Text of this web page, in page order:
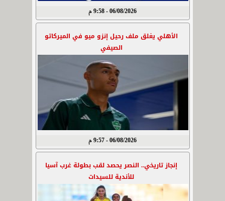
06/08/2026 - 9:58 م
الأهلي يغلق ملف رحيل إنزو ميو في الميركاتو
الصيفي
06/08/2026 - 9:57 م
إنجاز تاريخي.. النصر يحصد لقب بطولة غرب آسيا
للأندية للسيدات